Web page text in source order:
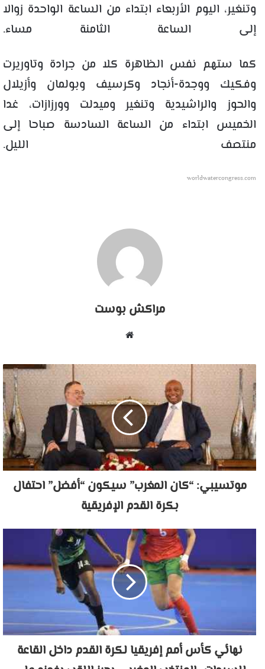
وتنغير، اليوم الأربعاء ابتداء من الساعة الواحدة زوالا
إلى الساعة الثامنة مساء.
كما ستهم نفس الظاهرة كلا من جرادة وتاوريرت
وفكيك ووجدة-أنجاد وكرسيف وبولمان وأزيلال
والحوز والراشيدية وتنغير وميدلت وورزازات، غدا
الخميس ابتداء من الساعة السادسة صباحا إلى
منتصف الليل.
worldwatercongress.com
مراكش بوست
موتسيبي: “كان المغرب” سيكون “أفضل” احتفال
بكرة القدم الإفريقية
نهائي كأس أمم إفريقيا لكرة القدم داخل القاعة